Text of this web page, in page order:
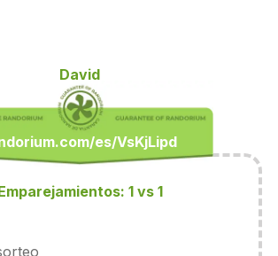
David
1 vs 1